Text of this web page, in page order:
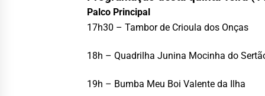
Palco Principal
17h30 – Tambor de Crioula dos Onças
18h – Quadrilha Junina Mocinha do
19h – Bumba Meu Boi Valente da Ilha